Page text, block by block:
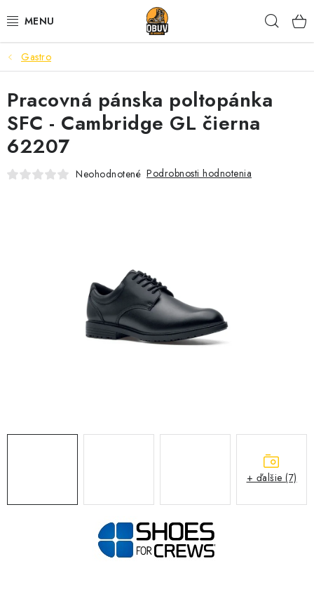
na
PRACOVNÁ A BEZPEČNOSTNÁ OBUV
VOĽNOČASOVÁ OBUV
VÝPREDAJ
VLOŽKY
BEZPEČNOSTNÉ NORMY A SYMBOLY
Často kladené otázky
INFORMÁCIE PRE ZÁKAZNÍKOV
Gastro
Pracovná pánska poltopánka
SFC - Cambridge GL čierna
62207
Neohodnotené Podrobnosti hodnotenia
+ ďalšie (7)